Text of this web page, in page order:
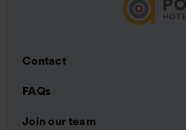
Contact
FAQs
Join our team